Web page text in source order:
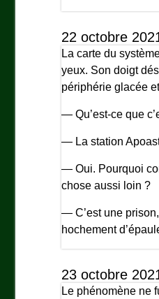
22 octobre
La carte du
yeux. Son doigt
périphérie glacée
— Qu’est-ce que
— La station
— Oui. Pourquoi
chose aussi loin ?
— C’est une
hochement
23 octobre
Le phénomène ne